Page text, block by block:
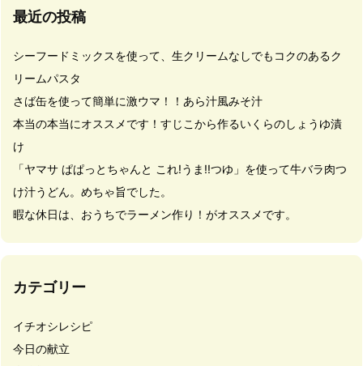
最近の投稿
シーフードミックスを使って、生クリームなしでもコクのあるク
リームパスタ
さば缶を使って簡単に激ウマ！！あら汁風みそ汁
本当の本当にオススメです！すじこから作るいくらのしょうゆ漬
け
「ヤマサ ぱぱっとちゃんと これ!うま!!つゆ」を使って牛バラ肉つ
け汁うどん。めちゃ旨でした。
暇な休日は、おうちでラーメン作り！がオススメです。
カテゴリー
イチオシレシピ
今日の献立